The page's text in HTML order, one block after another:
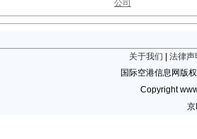
公司
关于我们
法律声
国际空港信息网版
Copyright